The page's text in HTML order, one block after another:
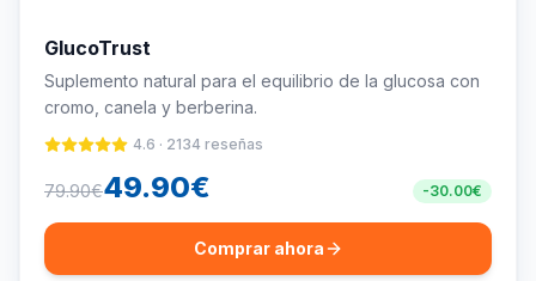
GlucoTrust
Suplemento natural para el equilibrio de la glucosa con
cromo, canela y berberina.
4.6 · 2134 reseñas
79.90€49.90€ -30.00€
Comprar ahora